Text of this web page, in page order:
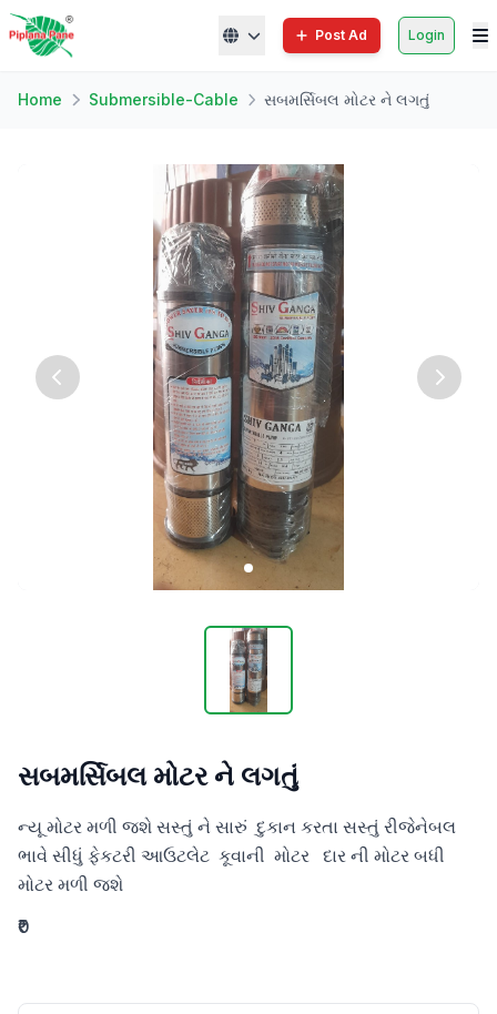
Post Ad Login
Home Submersible-Cable સબમર્સિબલ મોટર ને લગતું
સબમર્સિબલ મોટર ને લગતું
ન્યૂ મોટર મળી જશે સસ્તું ને સારું  દુકાન કરતા સસ્તું રીજેનેબલ
ભાવે સીધું ફેકટરી આઉટલેટ  કૂવાની  મોટર   દાર ની મોટર બધી
મોટર મળી જશે
₹0